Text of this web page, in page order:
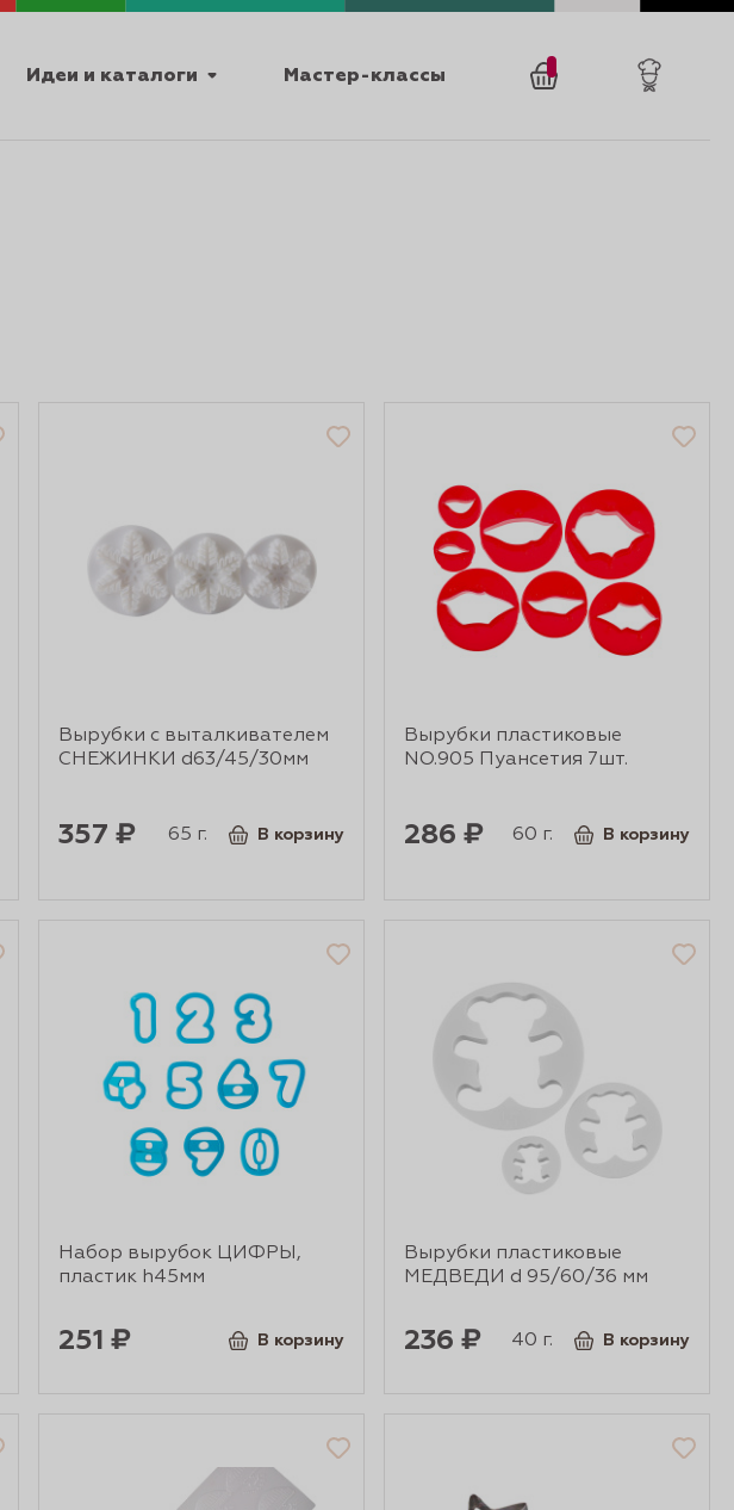
Идеи и каталоги Мастер-классы
Вырубки с выталкивателем
СНЕЖИНКИ d63/45/30мм
357 ₽ 65 г. В корзину
Вырубки пластиковые
NO.905 Пуансетия 7шт.
286 ₽ 60 г. В корзину
Набор вырубок ЦИФРЫ,
пластик h45мм
251 ₽ В корзину
Вырубки пластиковые
МЕДВЕДИ d 95/60/36 мм
236 ₽ 40 г. В корзину